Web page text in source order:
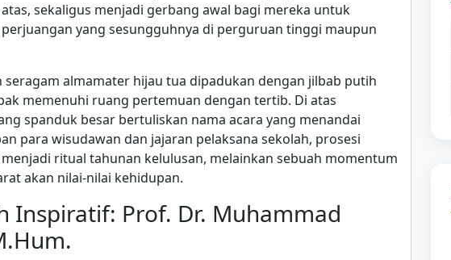
sekaligus menjadi gerbang awal bagi mereka untuk
yang sesungguhnya di perguruan tinggi maupun
seragam almamater hijau tua dipadukan dengan jilbab putih
memenuhi ruang pertemuan dengan tertib. Di atas
spanduk besar bertuliskan nama acara yang menandai
para wisudawan dan jajaran pelaksana sekolah, prosesi
ritual tahunan kelulusan, melainkan sebuah momentum
akan nilai-nilai kehidupan.
Inspiratif: Prof. Dr. Muhammad